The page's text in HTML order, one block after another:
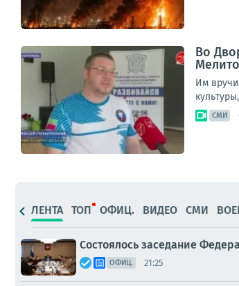
Во
Им
СМИ
ЛЕНТА ТОП ОФИЦ. ВИДЕО СМИ
Состоялось заседание
ОФИЦ. 21:25